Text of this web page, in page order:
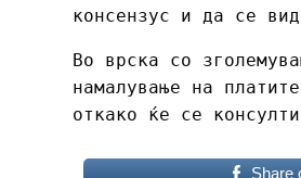
консензус и да се
Во врска со
намалување на
откако ќе се
Share